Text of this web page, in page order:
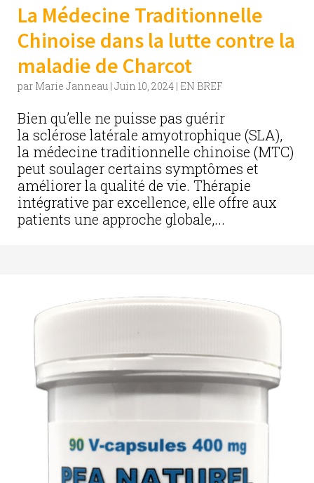
La Médecine Traditionnelle
Chinoise dans la lutte contre la
maladie de Charcot
par Marie Janneau | Juin 10, 2024 | EN BREF
Bien qu’elle ne puisse pas guérir
la sclérose latérale amyotrophique (SLA),
la médecine traditionnelle chinoise (MTC)
peut soulager certains symptômes et
améliorer la qualité de vie. Thérapie
intégrative par excellence, elle offre aux
patients une approche globale,...